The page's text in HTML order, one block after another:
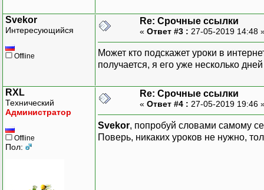
$row = $query-
$query->closeCursor();
if ($row) {
extract($row);
else {
throw new
// активируем
// ...
Svekor
Интересующийся
Offline
Re: Срочные ссылки
« Ответ #3 : 27-05-2019 14:48
Может кто подскажет уроки в
получается, я его уже несколько
RXL
Технический
Администратор
Offline
Пол:
Re: Срочные ссылки
« Ответ #4 : 27-05-2019 19:46
Svekor, попробуй словами самому
Поверь, никаких уроков не нужно,